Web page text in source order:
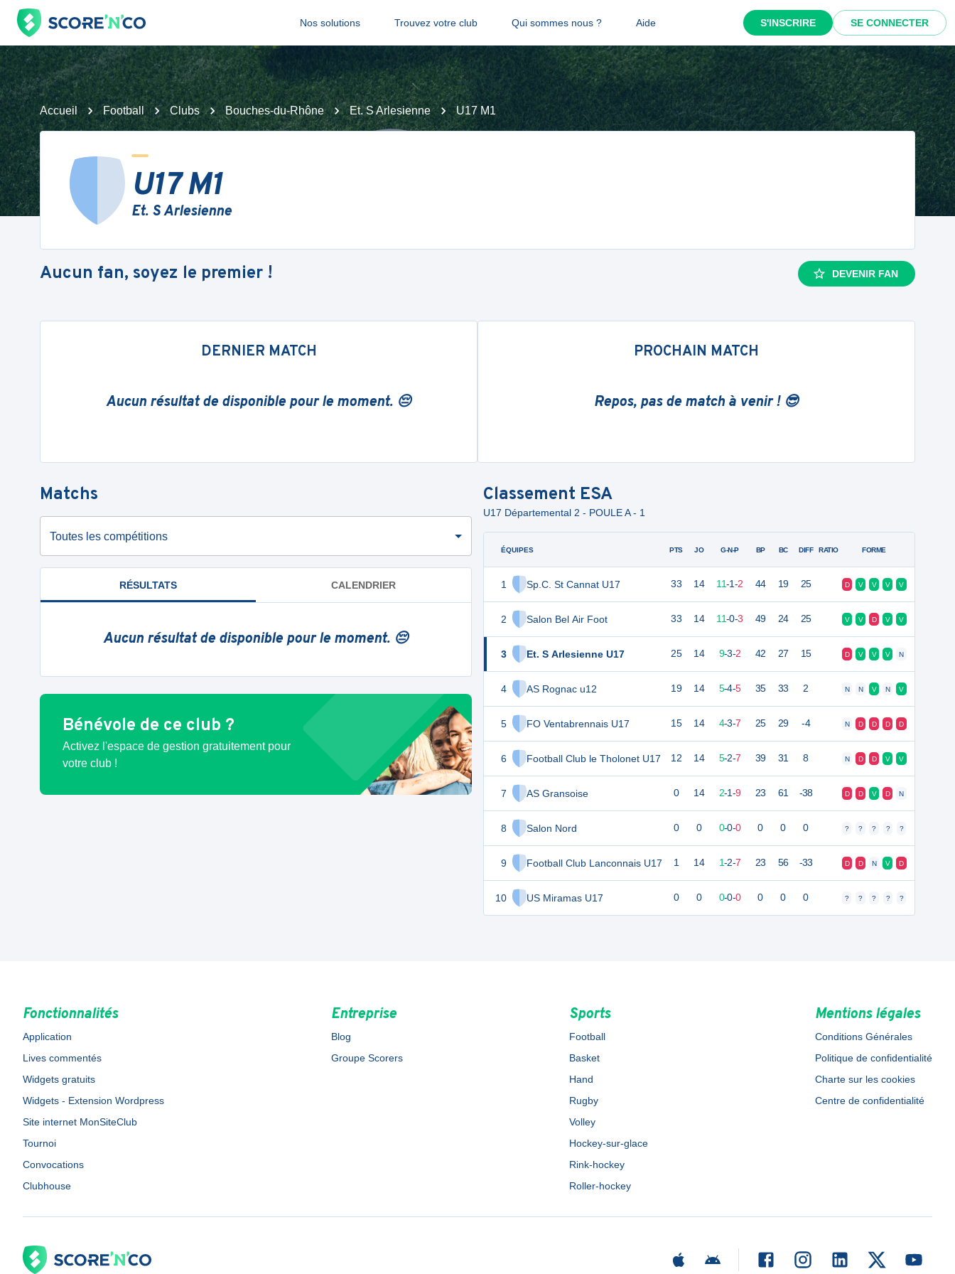
Nos solutions Trouvez votre club Qui sommes nous ? Aide S'INSCRIRE SE CONNECTER
Accueil Football Clubs Bouches-du-Rhône Et. S Arlesienne U17 M1
U17 M1
Et. S Arlesienne
Aucun fan, soyez le premier ! DEVENIR FAN
DERNIER MATCH
Aucun résultat de disponible pour le moment. 😔
PROCHAIN MATCH
Repos, pas de match à venir ! 😎
Matchs
Toutes les compétitions
RÉSULTATS CALENDRIER
Aucun résultat de disponible pour le moment. 😔
Bénévole de ce club ?
Activez l'espace de gestion gratuitement pour
votre club !
Classement ESA
U17 Départemental 2 - POULE A - 1
ÉQUIPES
1 Sp.C. St Cannat U17
2 Salon Bel Air Foot
3 Et. S Arlesienne U17
4 AS Rognac u12
5 FO Ventabrennais U17
6 Football Club le Tholonet U17
7 AS Gransoise
8 Salon Nord
9 Football Club Lanconnais U17
10 US Miramas U17
PTS JO G-N-P BP BC DIFF RATIO FORME
33 14 11-1-2 44 19 25 D V V V V
33 14 11-0-3 49 24 25 V V D V V
25 14 9-3-2 42 27 15 D V V V N
19 14 5-4-5 35 33 2 N N V N V
15 14 4-3-7 25 29 -4 N D D D D
12 14 5-2-7 39 31 8 N D D V V
0 14 2-1-9 23 61 -38 D D V D N
0 0 0-0-0 0 0 0 ? ? ? ? ?
1 14 1-2-7 23 56 -33 D D N V D
0 0 0-0-0 0 0 0 ? ? ? ? ?
Fonctionnalités
Application
Lives commentés
Widgets gratuits
Widgets - Extension Wordpress
Site internet MonSiteClub
Tournoi
Convocations
Clubhouse
Entreprise
Blog
Groupe Scorers
Sports
Football
Basket
Hand
Rugby
Volley
Hockey-sur-glace
Rink-hockey
Roller-hockey
Mentions légales
Conditions Générales
Politique de confidentialité
Charte sur les cookies
Centre de confidentialité